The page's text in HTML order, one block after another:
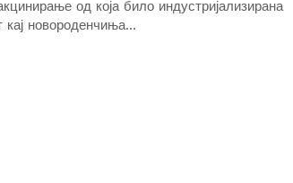
од која било индустријализирана
новороденчиња…